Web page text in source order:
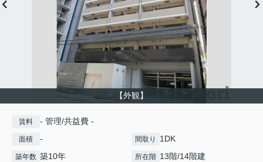
【外観】
賃料 - 管理/共益費 -
面積 - 間取り 1DK
築年数 築10年 所在階 13階/14階建